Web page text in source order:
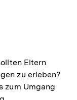
Eltern
zu erleben?
zum Umgang